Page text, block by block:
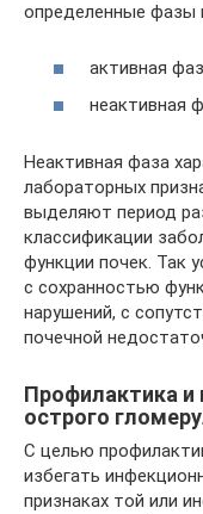
определенные фазы
активная
неактивная
Неактивная фаза
лабораторных
выделяют период
классификации
функции почек. Так
с сохранностью
нарушений, с
почечной
Профилактика и
острого
С целью
избегать
признаках той или